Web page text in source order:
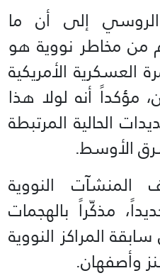
إلى أن ما
من مخاطر نووية هو
العسكرية الأمريكية
مؤكداً أنه لولا هذا
الحالية المرتبطة
الأوسط.
النووية
مذكّراً بالهجمات
المراكز النووية
وأصفهان.